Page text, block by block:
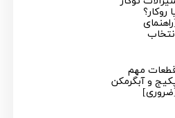
روکار؟
مهم
و آبگرمکن